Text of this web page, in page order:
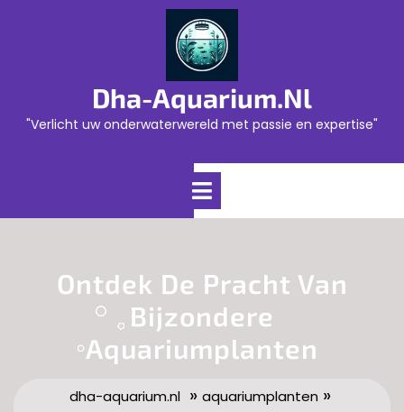
Dha-Aquarium.nl
"Verlicht uw onderwaterwereld met passie en expertise"
Open
Ontdek De Pracht Van
Bijzondere
Aquariumplanten
dha-aquarium.nl» aquariumplanten »